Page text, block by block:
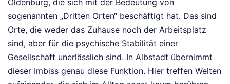
sogenannten „Dritten Orten“ beschäftigt hat. Das sind
Orte, die weder das Zuhause noch der Arbeitsplatz
sind, aber für die psychische Stabilität einer
Gesellschaft unerlässlich sind. In Albstadt übernimmt
dieser Imbiss genau diese Funktion. Hier treffen Welten